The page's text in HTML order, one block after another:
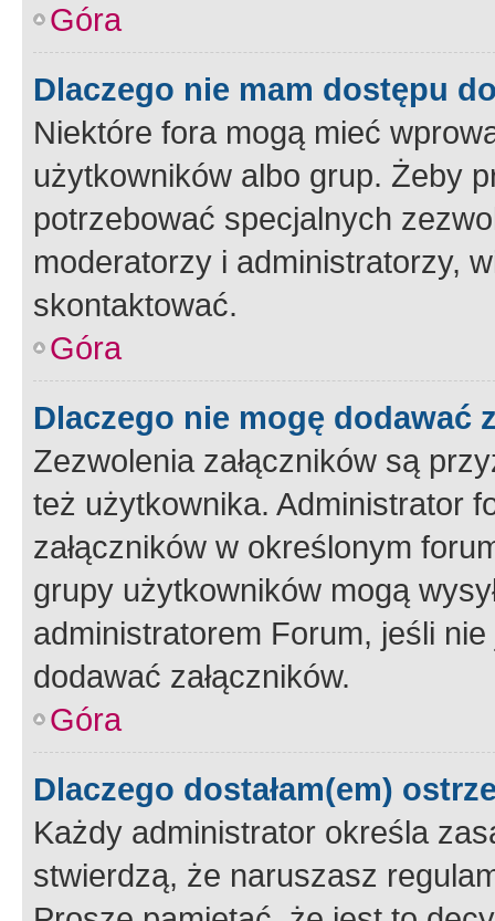
Góra
Dlaczego nie mam dostępu
Niektóre fora mogą mieć
użytkowników albo grup. Żeby
potrzebować specjalnych
moderatorzy i administratorzy,
skontaktować.
Góra
Dlaczego nie mogę dodawać
Zezwolenia załączników są
też użytkownika. Administrator
załączników w określonym
grupy użytkowników mogą
administratorem Forum, jeśli
dodawać załączników.
Góra
Dlaczego dostałam(em)
Każdy administrator określa
stwierdzą, że naruszasz